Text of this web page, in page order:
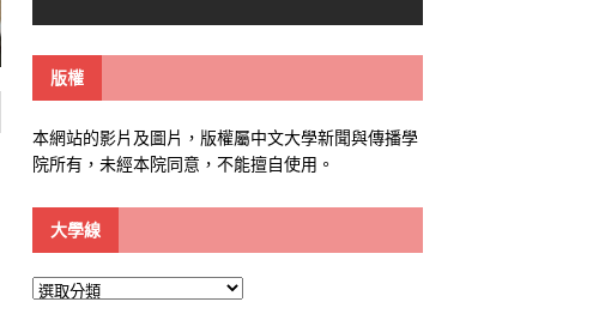
版權
本網站的影片及圖片，版權屬中文大學新聞與傳播學
院所有，未經本院同意，不能擅自使用。
大學線
大